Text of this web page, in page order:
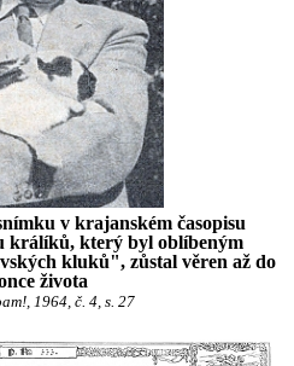
v krajanském časopisu
králíků, který byl oblíbeným
kluků", zůstal věren až do
života
1964, č. 4, s. 27